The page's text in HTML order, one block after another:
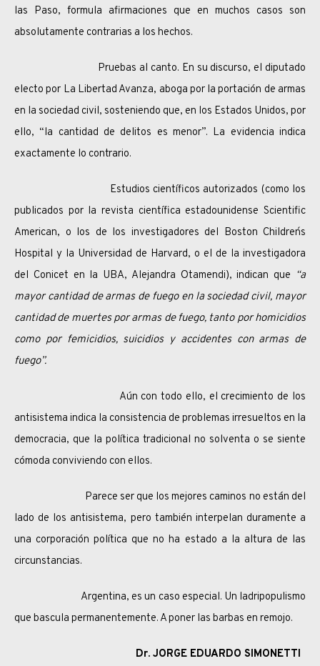
las Paso, formula afirmaciones que en muchos casos son
absolutamente contrarias a los hechos.
Pruebas al canto. En su discurso, el diputado
electo por La Libertad Avanza, aboga por la portación de armas
en la sociedad civil, sosteniendo que, en los Estados Unidos, por
ello, “la cantidad de delitos es menor”. La evidencia indica
exactamente lo contrario.
Estudios científicos autorizados (como los
publicados por la revista científica estadounidense Scientific
American, o los de los investigadores del Boston Children´s
Hospital y la Universidad de Harvard, o el de la investigadora
del Conicet en la UBA, Alejandra Otamendi), indican que “a
mayor cantidad de armas de fuego en la sociedad civil, mayor
cantidad de muertes por armas de fuego, tanto por homicidios
como por femicidios, suicidios y accidentes con armas de
fuego”.
Aún con todo ello, el crecimiento de los
antisistema indica la consistencia de problemas irresueltos en la
democracia, que la política tradicional no solventa o se siente
cómoda conviviendo con ellos.
Parece ser que los mejores caminos no están del
lado de los antisistema, pero también interpelan duramente a
una corporación política que no ha estado a la altura de las
circunstancias.
Argentina, es un caso especial. Un ladripopulismo
que bascula permanentemente. A poner las barbas en remojo.
Dr. JORGE EDUARDO SIMONETTI